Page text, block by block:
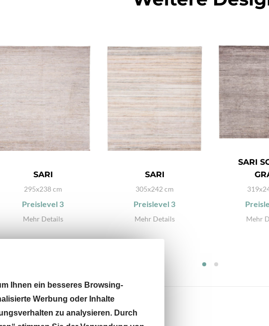
SARI
295x238 cm
Preislevel 3
Mehr Details
SARI
305x242 cm
Preislevel 3
Mehr Details
SARI
Mehr
Ihnen ein besseres Browsing-
Werbung oder Inhalte
zu analysieren. Durch